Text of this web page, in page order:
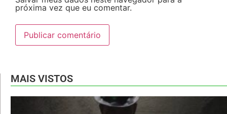
próxima vez que eu comentar.
MAIS VISTOS